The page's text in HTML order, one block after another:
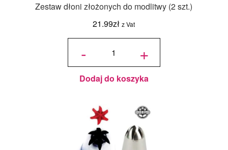
Zestaw dłoni złożonych do modlitwy (2 szt.)
21.99zł z Vat
-
ilość
złożonych
do
modlitwy
(2 szt.) +
Dodaj do koszyka